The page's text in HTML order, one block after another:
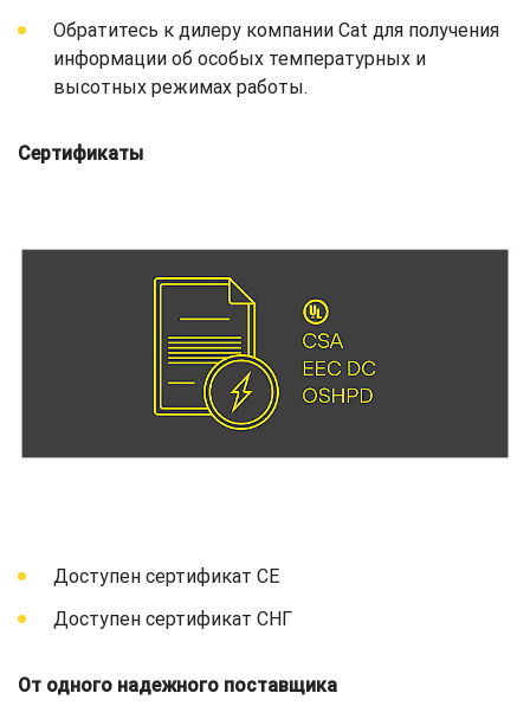
Обратитесь к дилеру компании Cat для получения
информации об особых температурных и
высотных режимах работы.
Сертификаты
Доступен сертификат СЕ
Доступен сертификат СНГ
От одного надежного поставщика